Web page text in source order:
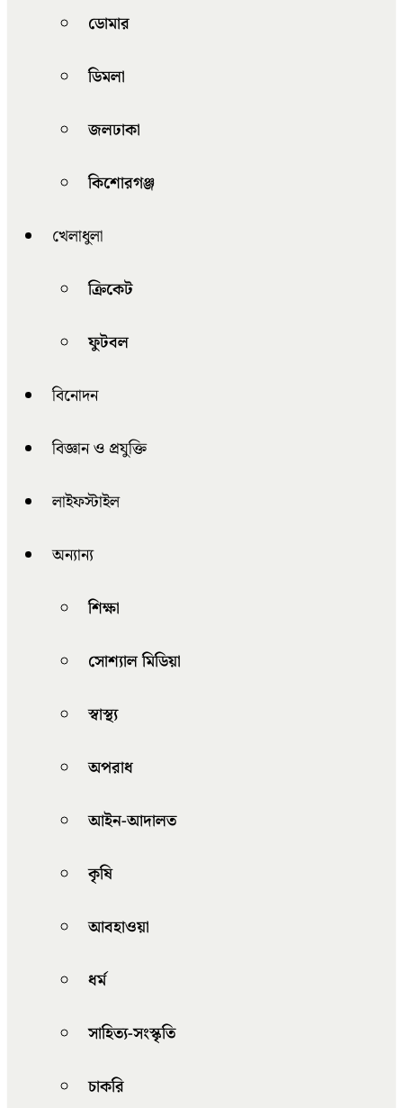
ডোমার
ডিমলা
জলঢাকা
কিশোরগঞ্জ
খেলাধুলা
ক্রিকেট
ফুটবল
বিনোদন
বিজ্ঞান ও প্রযুক্তি
লাইফস্টাইল
অন্যান্য
শিক্ষা
সোশ্যাল মিডিয়া
স্বাস্থ্য
অপরাধ
আইন-আদালত
কৃষি
আবহাওয়া
ধর্ম
সাহিত্য-সংস্কৃতি
চাকরি